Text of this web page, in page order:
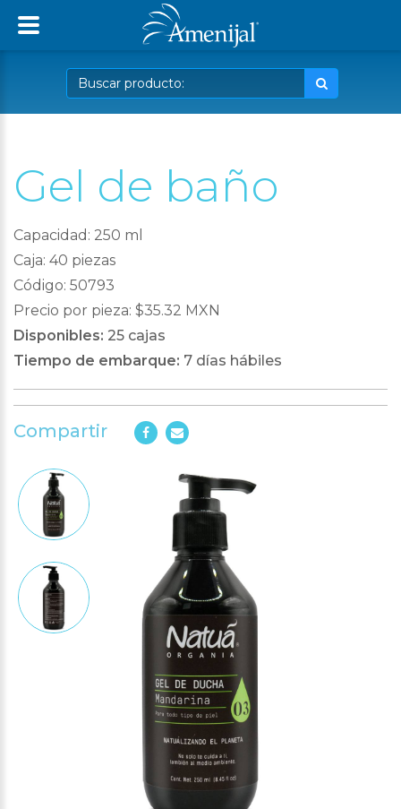
Gel de baño
Capacidad: 250 ml
Caja: 40 piezas
Código: 50793
Precio por pieza: $35.32 MXN
Disponibles: 25 cajas
Tiempo de embarque: 7 días hábiles
Compartir